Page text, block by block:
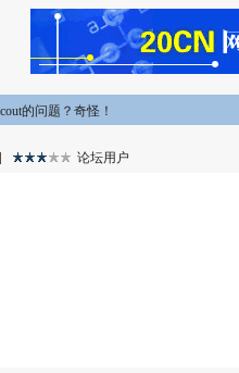
的问题？奇怪！
论坛用户